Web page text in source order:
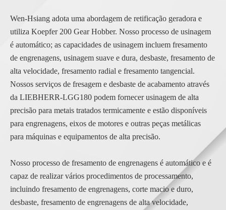
Wen-Hsiang adota uma abordagem de retificação geradora e
utiliza Koepfer 200 Gear Hobber. Nosso processo de usinagem
é automático; as capacidades de usinagem incluem fresamento
de engrenagens, usinagem suave e dura, desbaste, fresamento de
alta velocidade, fresamento radial e fresamento tangencial.
Nossos serviços de fresagem e desbaste de acabamento através
da LIEBHERR-LGG180 podem fornecer usinagem de alta
precisão para metais tratados termicamente e estão disponíveis
para engrenagens, eixos de motores e outras peças metálicas
para máquinas e equipamentos de alta precisão.
Nosso processo de fresamento de engrenagens é automático e é
capaz de realizar vários procedimentos de processamento,
incluindo fresamento de engrenagens, corte macio e duro,
desbaste, fresamento de engrenagens de alta velocidade,